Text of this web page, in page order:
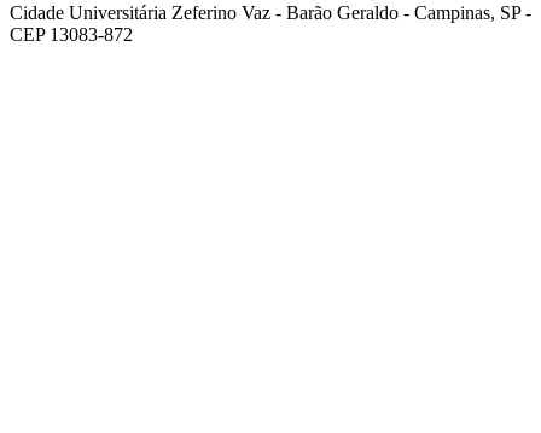
Cidade Universitária Zeferino Vaz - Barão Geraldo - Campinas, SP -
CEP 13083-872